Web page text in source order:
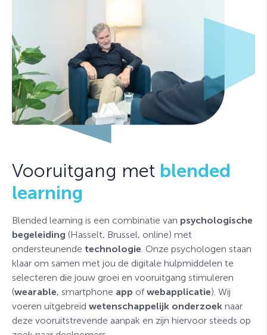
Vooruitgang met blended
learning
Blended learning is een combinatie van psychologische
begeleiding (Hasselt, Brussel, online) met
ondersteunende technologie . Onze psychologen staan
klaar om samen met jou de digitale hulpmiddelen te
selecteren die jouw groei en vooruitgang stimuleren
(wearable, smartphone app ofwebapplicatie). Wij
voeren uitgebreid wetenschappelijk onderzoek naar
deze vooruitstrevende aanpak en zijn hiervoor steeds op